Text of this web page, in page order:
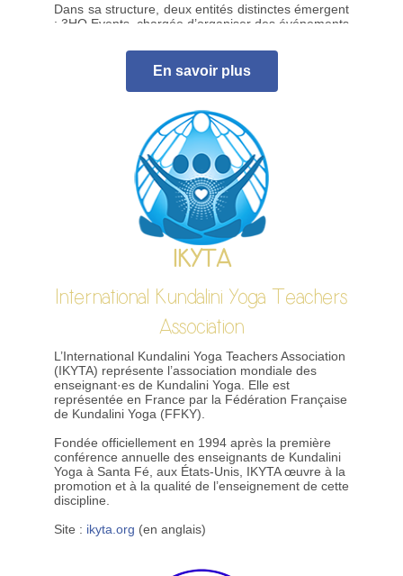
Dans sa structure, deux entités distinctes émergent
: 3HO Events, chargée d’organiser des événements
axée sur les besoins spécifiques des femmes,
incluant la préparation à la naissance et des stages
dédiés. Des branches locales telles que « 3HO
Europe », « 3HO Germany » complètent le réseau.
3ho.org(en anglais)
En savoir plus
IKYTA
International Kundalini Yoga Teachers
Association
L’International Kundalini Yoga Teachers Association
(IKYTA) représente l’association mondiale des
enseignant·es de Kundalini Yoga. Elle est
représentée en France par la Fédération Française
de Kundalini Yoga (FFKY).
Fondée officiellement en 1994 après la première
conférence annuelle des enseignants de Kundalini
Yoga à Santa Fé, aux États-Unis, IKYTA œuvre à la
promotion et à la qualité de l’enseignement de cette
discipline.
Site : ikyta.org (en anglais)